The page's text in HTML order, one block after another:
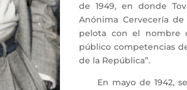
de 1949, en donde
Anónima Cervecería
pelota con el nombre
público competencias
de la República”.
En mayo de 1942,